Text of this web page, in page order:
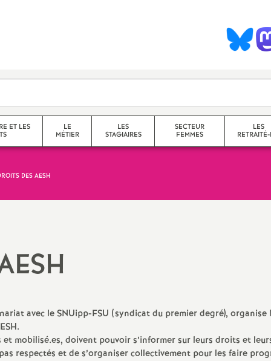
ET LES
temps
LE
MÉTIER
questions transversales et
contenus
LES
STAGIAIRES
SECTEUR
FEMMES
LES
DES AESH
avec le SNUipp-FSU (syndicat du premier degré), organise
.
et mobilisé.es, doivent pouvoir s’informer sur leurs droits et
respectés et de s’organiser collectivement pour les faire